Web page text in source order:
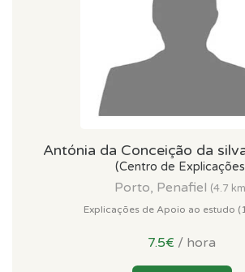
Antónia da Conceição da
(Centro de
Porto, Penafiel (4.7
Explicações de Apoio ao estudo
7.5€ / hora